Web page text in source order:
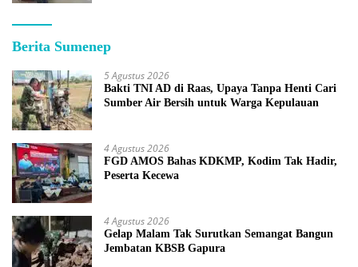
Berita Sumenep
5 Agustus 2026
Bakti TNI AD di Raas, Upaya Tanpa Henti Cari
Sumber Air Bersih untuk Warga Kepulauan
4 Agustus 2026
FGD AMOS Bahas KDKMP, Kodim Tak Hadir,
Peserta Kecewa
4 Agustus 2026
Gelap Malam Tak Surutkan Semangat Bangun
Jembatan KBSB Gapura